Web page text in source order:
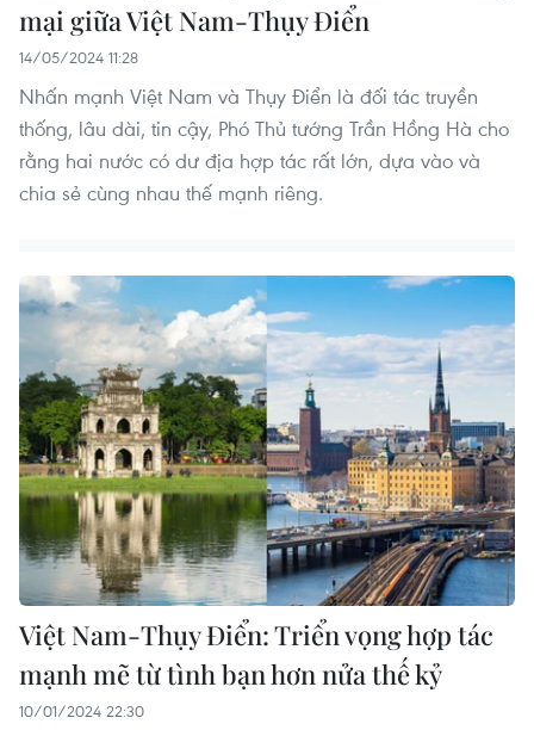
mại giữa Việt Nam-Thụy Điển
14/05/2024 11:28
Nhấn mạnh Việt Nam và Thụy Điển là đối tác truyền
thống, lâu dài, tin cậy, Phó Thủ tướng Trần Hồng Hà cho
rằng hai nước có dư địa hợp tác rất lớn, dựa vào và
chia sẻ cùng nhau thế mạnh riêng.
Việt Nam-Thụy Điển: Triển vọng hợp tác
mạnh mẽ từ tình bạn hơn nửa thế kỷ
10/01/2024 22:30